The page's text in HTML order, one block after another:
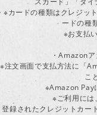
※カードの種類はクレジッ
ードの種
※お支払
・Amazon
※注文画面で支払方法に「
こ
※Amazon Pay
※ご利用には
登録されたクレジットカー